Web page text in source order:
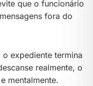
que o funcionário
fora do
expediente termina
realmente, o
mentalmente.